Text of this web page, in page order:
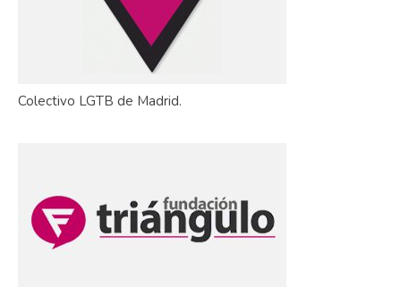
Colectivo LGTB de Madrid.